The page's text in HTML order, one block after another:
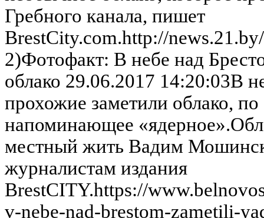
Гребного канала, пишет
BrestCity.com.http://
2)Фотофакт: В небе над
облако 29.06.2017 14:20:03В
прохожие заметили облако,
напоминающее
местный жить Вадим
журналистам издания
BrestCITY.https://
v-nebe-nad-brestom-zametili-